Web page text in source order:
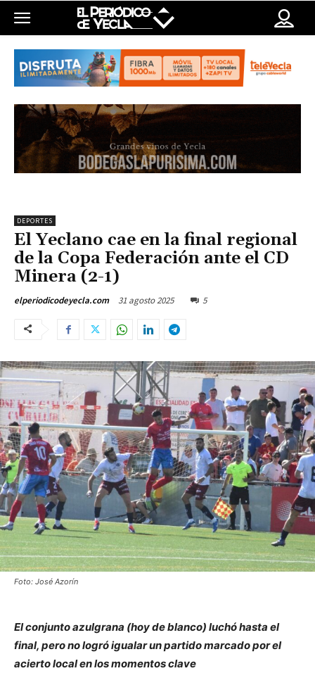
DEPORTES
El Yeclano cae en la final regional
de la Copa Federación ante el CD
Minera (2-1)
elperiodicodeyecla.com 31 agosto 2025 5
Foto: José Azorín
El conjunto azulgrana (hoy de blanco) luchó hasta el
final, pero no logró igualar un partido marcado por el
acierto local en los momentos clave